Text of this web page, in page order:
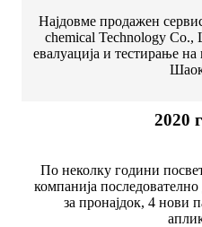
Најдовме продажен
chemical Technology Co.,
евалуација и тестирање
2020
По неколку години
компанија
за пронајдок, 4 нови